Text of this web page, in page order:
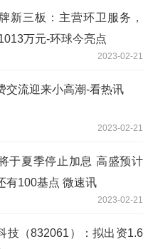
新三板：主营环卫服务，
万元-环球今亮点
2023-02-21
交流迎来小高潮-看热讯
2023-02-21
于夏季停止加息 高盛预计
有100基点 微速讯
2023-02-21
技（832061）：拟出资1.6